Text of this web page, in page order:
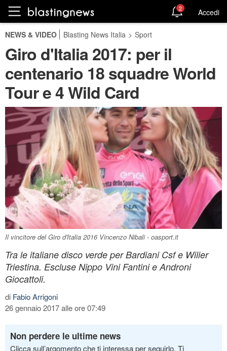
2 Accedi
NEWS & VIDEO Blasting News Italia > Sport
Giro d'Italia 2017: per il
centenario 18 squadre World
Tour e 4 Wild Card
Il vincitore del Giro d'Italia 2016 Vincenzo Nibali - oasport.it
Tra le italiane disco verde per Bardiani Csf e Wilier
Triestina. Escluse Nippo Vini Fantini e Androni
Giocattoli.
di Fabio Arrigoni
26 gennaio 2017 alle ore 07:49
Non perdere le ultime news
Clicca sull’argomento che ti interessa per seguirlo. Ti